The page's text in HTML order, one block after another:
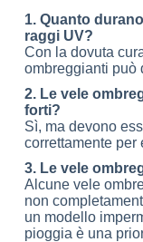
1. Quanto
raggi UV?
Con la dovuta
ombreggianti può
2. Le vele
forti?
Sì, ma devono
correttamente per
3. Le vele
Alcune vele
non
un modello
pioggia è una